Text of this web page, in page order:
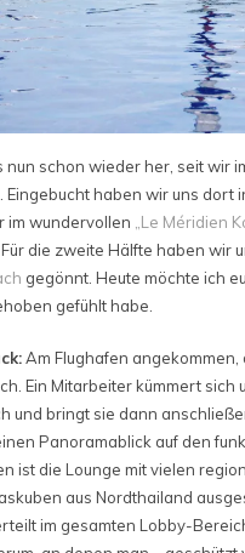
nun schon wieder her, seit wir
Eingebucht haben wir uns
im wundervollen „Le Méridien
die zweite Hälfte haben wir
gegönnt. Heute möchte ich
gefühlt habe.
Am Flughafen
Ein Mitarbeiter kümmert
und bringt sie dann
Panoramablick auf den
ist die Lounge mit vielen
aus Nordthailand
im gesamten Lobby-